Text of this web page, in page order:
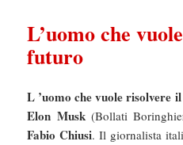
L’uomo che
futuro
L ’uomo che vuole risolvere
Elon Musk(Bollati
Fabio Chiusi. Il giornalista